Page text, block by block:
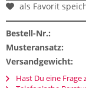
als Favorit
Bestell-Nr.:
Musteransatz:
Versandgewicht:
Hast Du eine